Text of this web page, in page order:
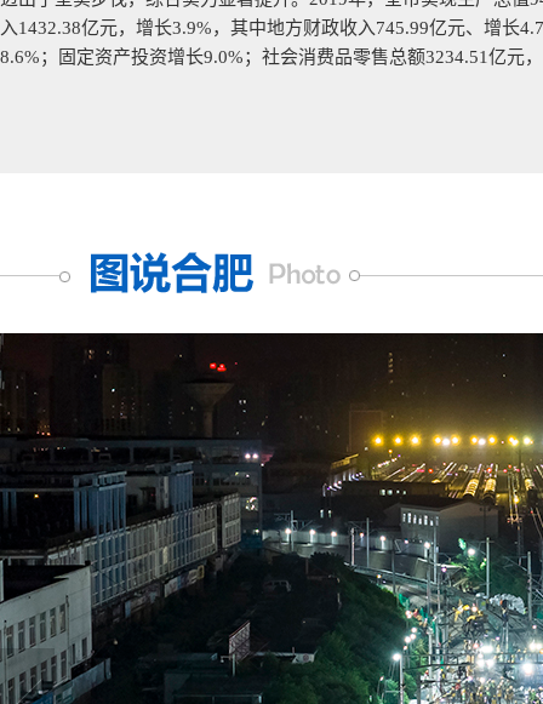
入1432.38亿元，增长3.9%，其中地方财政收入745.99亿元、增长
8.6%；固定资产投资增长9.0%；社会消费品零售总额3234.51亿元